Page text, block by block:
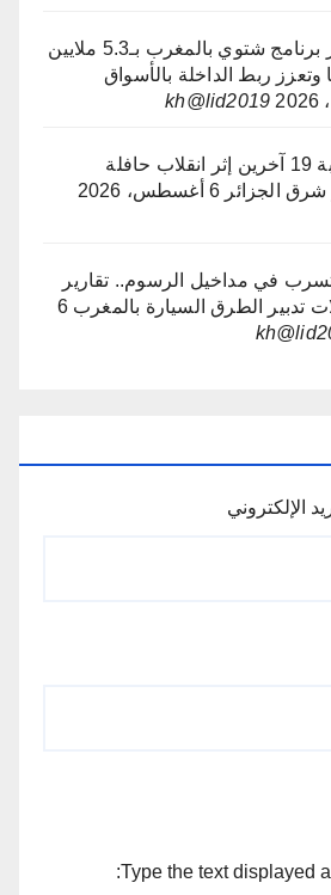
"رايان إير" تطلق أكبر برنامج شتوي بالمغرب بـ5.3 ملايين
جويا وتعزز ربط الداخلة بالأسواق
kh@lid2019
مصرع 6 عمال وإصابة 19 آخرين إثر انقلاب حافلة
الجزائر 6 أغسطس، 2026
في مداخيل الرسوم.. تقارير
تدبير الطرق السيارة بالمغرب 6
الإلكتروني
Type the text displayed